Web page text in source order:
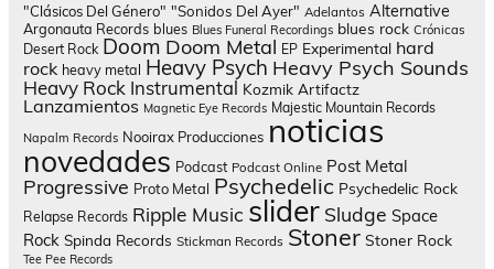
"Clásicos Del Género" "Sonidos Del Ayer" Adelantos Alternative
Argonauta Records blues Blues Funeral Recordings blues rock Crónicas
Desert Rock Doom Doom Metal EP Experimental hard
rock heavy metal Heavy Psych Heavy Psych Sounds
Heavy Rock Instrumental Kozmik Artifactz
Lanzamientos Magnetic Eye Records Majestic Mountain Records
Napalm Records Nooirax Producciones noticias
novedades Podcast Podcast Online Post Metal
Progressive Proto Metal Psychedelic Psychedelic Rock
Relapse Records Ripple Music slider Sludge Space
Rock Spinda Records Stickman Records Stoner Stoner Rock
Tee Pee Records